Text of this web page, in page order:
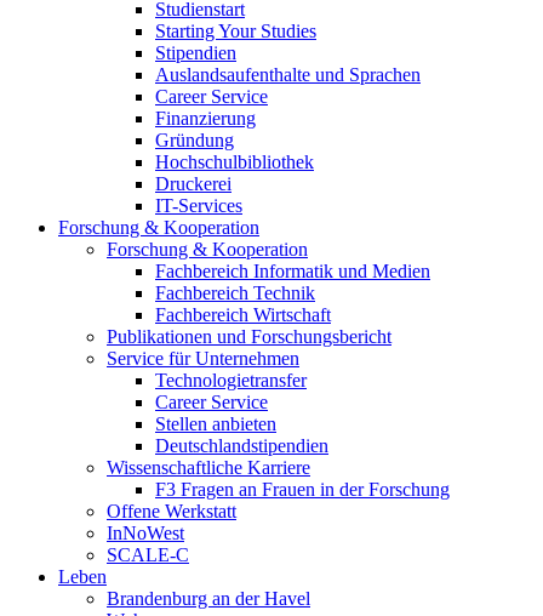
Studienstart
Starting Your Studies
Stipendien
Auslandsaufenthalte und Sprachen
Career Service
Finanzierung
Gründung
Hochschulbibliothek
Druckerei
IT-Services
Forschung & Kooperation
Forschung & Kooperation
Fachbereich Informatik und Medien
Fachbereich Technik
Fachbereich Wirtschaft
Publikationen und Forschungsbericht
Service für Unternehmen
Technologietransfer
Career Service
Stellen anbieten
Deutschlandstipendien
Wissenschaftliche Karriere
F3 Fragen an Frauen in der Forschung
Offene Werkstatt
InNoWest
SCALE-C
Leben
Brandenburg an der Havel